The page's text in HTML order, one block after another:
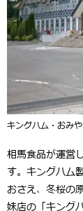
キングハム・おみや
相馬食品が運営
す。キングハム
おさえ、冬桜の
妹店の「キング